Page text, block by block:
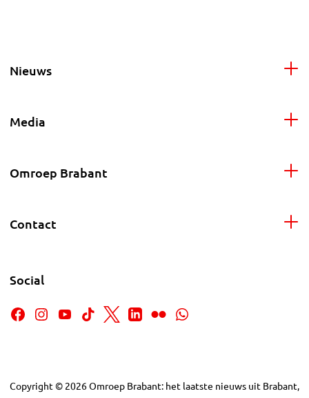
Nieuws
Media
Omroep Brabant
Contact
Social
Copyright © 2026Omroep Brabant: het laatste nieuws uit Brabant,